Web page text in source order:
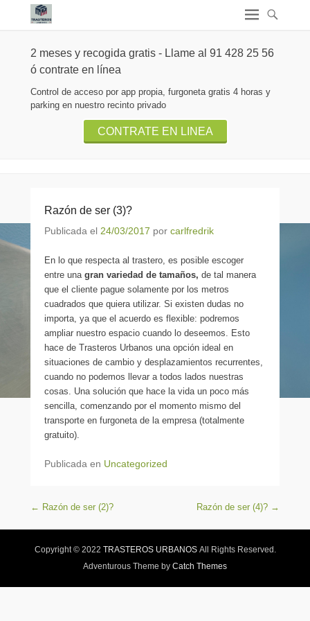
2 meses y recogida gratis - Llame al 91 428 25 56
ó contrate en línea
Control de acceso por app propia, furgoneta gratis 4 horas y
parking en nuestro recinto privado
CONTRATE EN LINEA
Razón de ser (3)?
Publicada el 24/03/2017 por carlfredrik
En lo que respecta al trastero, es posible escoger
entre una gran variedad de tamaños, de tal manera
que el cliente pague solamente por los metros
cuadrados que quiera utilizar. Si existen dudas no
importa, ya que el acuerdo es flexible: podremos
ampliar nuestro espacio cuando lo deseemos. Esto
hace de Trasteros Urbanos una opción ideal en
situaciones de cambio y desplazamientos recurrentes,
cuando no podemos llevar a todos lados nuestras
cosas. Una solución que hace la vida un poco más
sencilla, comenzando por el momento mismo del
transporte en furgoneta de la empresa (totalmente
gratuito).
Publicada en Uncategorized
Navegación de entradas
← Razón de ser (2)? Razón de ser (4)? →
Copyright © 2022 TRASTEROS URBANOSAll Rights Reserved.
Adventurous Theme by Catch Themes